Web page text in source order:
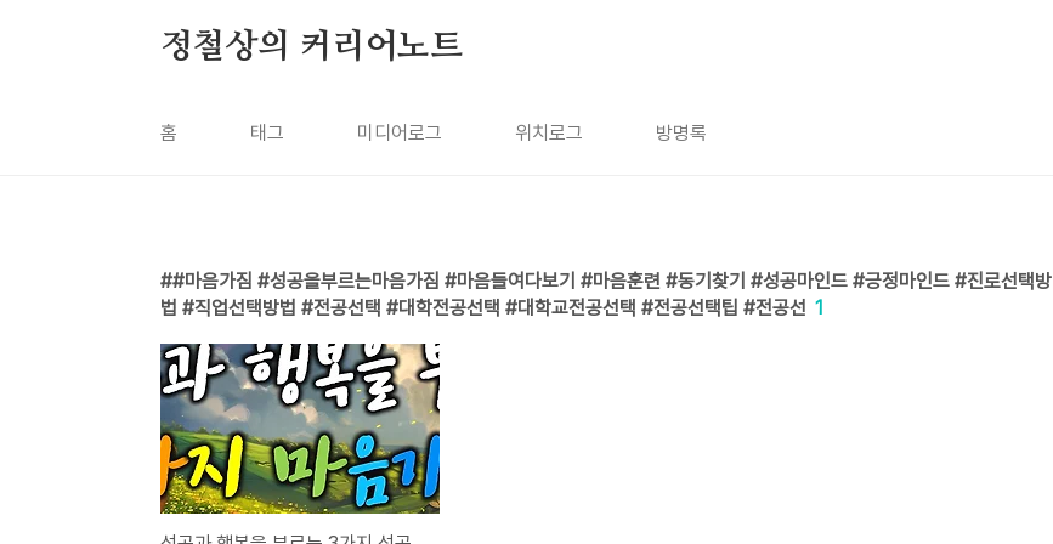
정철상의 커리어노트
홈 태그 미디어로그 위치로그 방명록
#마음가짐 #성공을부르는마음가짐 #마음들여다보기 #마음훈련 #동기찾기 #성공마인드 #긍정마인드 #진로선택방
법 #직업선택방법 #전공선택 #대학전공선택 #대학교전공선택 #전공선택팁 #전공선 1